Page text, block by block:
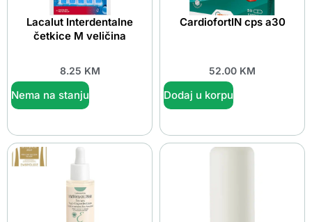
Lacalut Interdentalne
četkice M veličina
8.25 KM
Nema na stanju
CardiofortIN cps a30
52.00 KM
Dodaj u korpu